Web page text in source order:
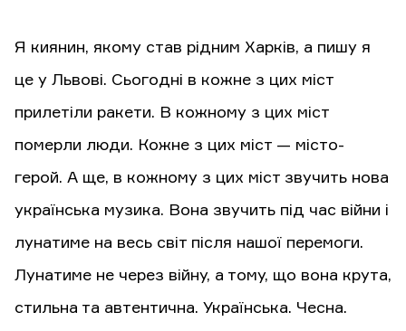
Я киянин, якому став рідним Харків, а пишу я
це у Львові. Сьогодні в кожне з цих міст
прилетіли ракети. В кожному з цих міст
померли люди. Кожне з цих міст — місто-
герой. А ще, в кожному з цих міст звучить нова
українська музика. Вона звучить під час війни і
лунатиме на весь світ після нашої перемоги.
Лунатиме не через війну, а тому, що вона крута,
стильна та автентична. Українська. Чесна.